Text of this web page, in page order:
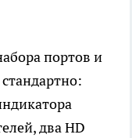
портов и
два HD